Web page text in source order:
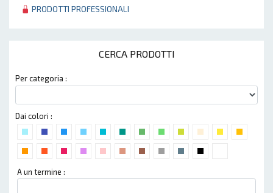
PRODOTTI PROFESSIONALI
CERCA PRODOTTI
Per categoria :
Dai colori :
A un termine :